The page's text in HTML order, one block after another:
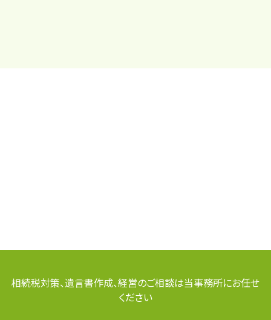
相続税対策、遺言書作成、経営のご相談は当事務所にお任せ
ください